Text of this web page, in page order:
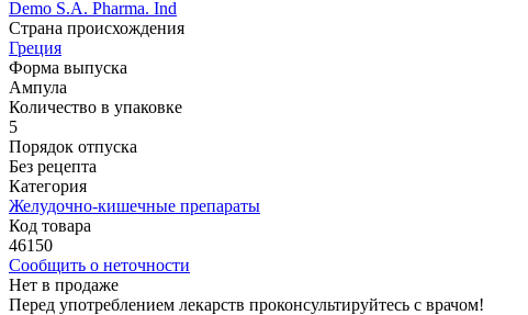
Demo S.A. Pharma. Ind
Страна происхождения
Греция
Форма выпуска
Ампула
Количество в упаковке
5
Порядок отпуска
Без рецепта
Категория
Желудочно-кишечные препараты
Код товара
46150
Сообщить о неточности
Нет в продаже
Перед употреблением лекарств проконсультируйтесь с врачом!